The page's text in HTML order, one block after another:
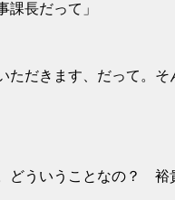
長だって」
ただきます、だって。そ
どういうことなの？ 裕